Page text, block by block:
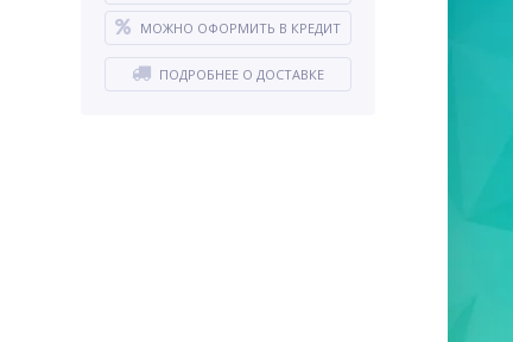
МОЖНО ОФОРМИТЬ В КРЕДИТ
ПОДРОБНЕЕ О ДОСТАВКЕ